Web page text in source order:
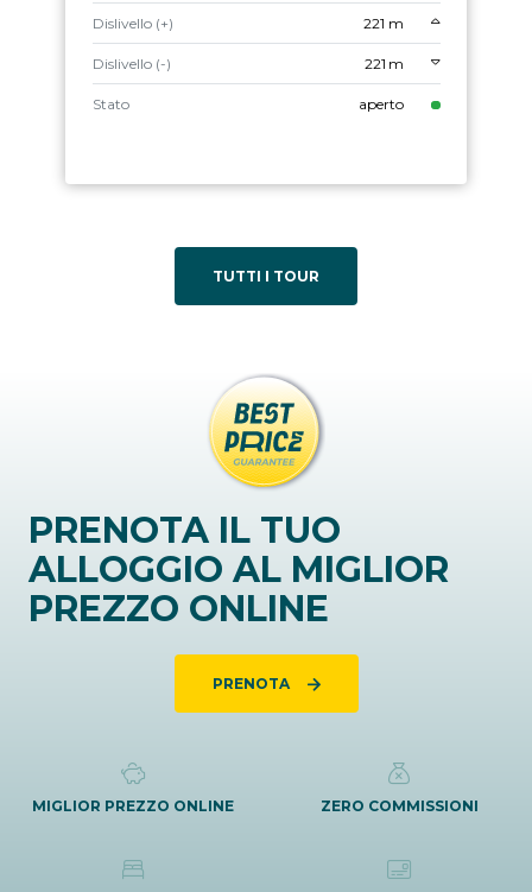
Dislivello (+) 221 m
Dislivello (-) 221 m
Stato aperto
TUTTI I TOUR
PRENOTA IL TUO
ALLOGGIO AL MIGLIOR
PREZZO ONLINE
PRENOTA
MIGLIOR PREZZO ONLINE ZERO COMMISSIONI